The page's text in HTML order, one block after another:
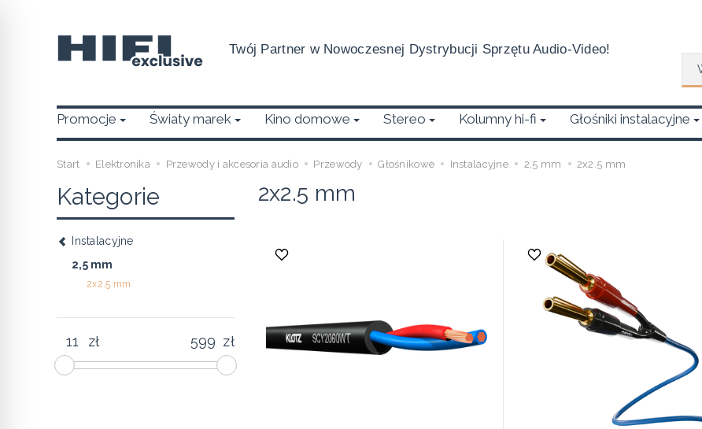
Twój Partner w Nowoczesnej Dystrybucji Sprzętu Audio-Video!
Promocje Światy marek Kino domowe Stereo Kolumny hi-fi Głośniki instalacyjne
Start Elektronika Przewody i akcesoria audio Przewody Głośnikowe Instalacyjne 2,5 mm 2x2.5 mm
2x2.5 mm
Kategorie
Instalacyjne
2,5 mm
2x2.5 mm
zł zł